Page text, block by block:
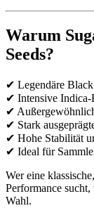
Warum
Seeds?
✔ Legendäre
✔ Intensive Indica-
✔
✔ Stark
✔ Hohe Stabilität
✔ Ideal für
Wer eine
Performance
Wahl.